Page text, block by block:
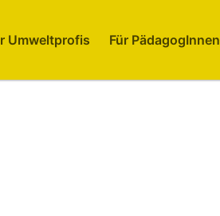
Umweltprofis Für PädagogInnen